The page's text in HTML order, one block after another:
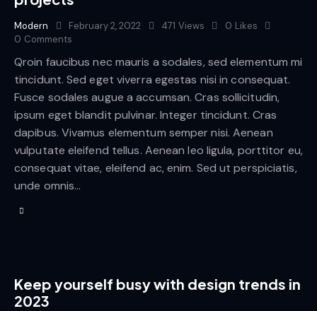
Modern February 2, 2022 471 Views 0 Likes
0 Comments
Qroin faucibus nec mauris a sodales, sed elementum mi
tincidunt. Sed eget viverra egestas nisi in consequat.
Fusce sodales augue a accumsan. Cras sollicitudin,
ipsum eget blandit pulvinar. Integer tincidunt. Cras
dapibus. Vivamus elementum semper nisi. Aenean
vulputate eleifend tellus. Aenean leo ligula, porttitor eu,
consequat vitae, eleifend ac, enim. Sed ut perspiciatis,
unde omnis…
Keep yourself busy with design trends in
2023